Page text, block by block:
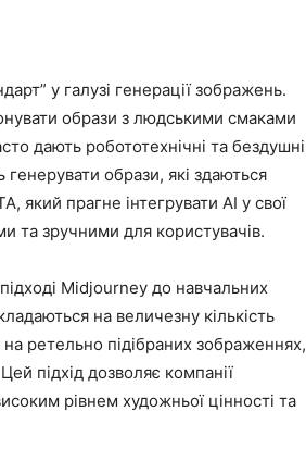
у галузі генерації зображень.
образи з людськими смаками
дають робототехнічні та бездушні
образи, які здаються
прагне інтегрувати AI у свої
та зручними для користувачів.
Midjourney до навчальних
на величезну кількість
ретельно підібраних зображеннях,
підхід дозволяє компанії
рівнем художньої цінності та